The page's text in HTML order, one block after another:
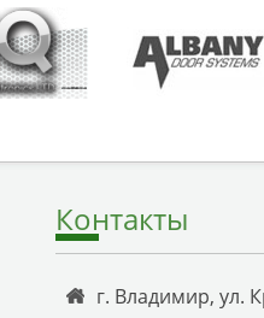
Контакты
г. Владимир, ул.